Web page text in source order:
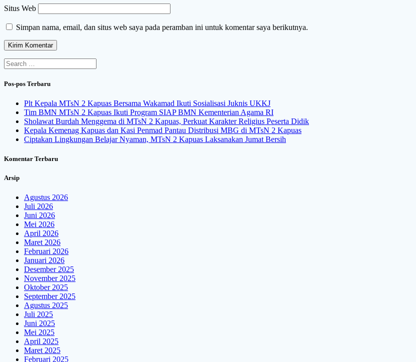
Situs Web
Simpan nama, email, dan situs web saya pada peramban ini untuk komentar saya berikutnya.
Search
for:
Pos-pos Terbaru
Plt Kepala MTsN 2 Kapuas Bersama Wakamad Ikuti Sosialisasi Juknis UKKJ
Tim BMN MTsN 2 Kapuas Ikuti Program SIAP BMN Kementerian Agama RI
Sholawat Burdah Menggema di MTsN 2 Kapuas, Perkuat Karakter Religius Peserta Didik
Kepala Kemenag Kapuas dan Kasi Penmad Pantau Distribusi MBG di MTsN 2 Kapuas
Ciptakan Lingkungan Belajar Nyaman, MTsN 2 Kapuas Laksanakan Jumat Bersih
Komentar Terbaru
Arsip
Agustus 2026
Juli 2026
Juni 2026
Mei 2026
April 2026
Maret 2026
Februari 2026
Januari 2026
Desember 2025
November 2025
Oktober 2025
September 2025
Agustus 2025
Juli 2025
Juni 2025
Mei 2025
April 2025
Maret 2025
Februari 2025